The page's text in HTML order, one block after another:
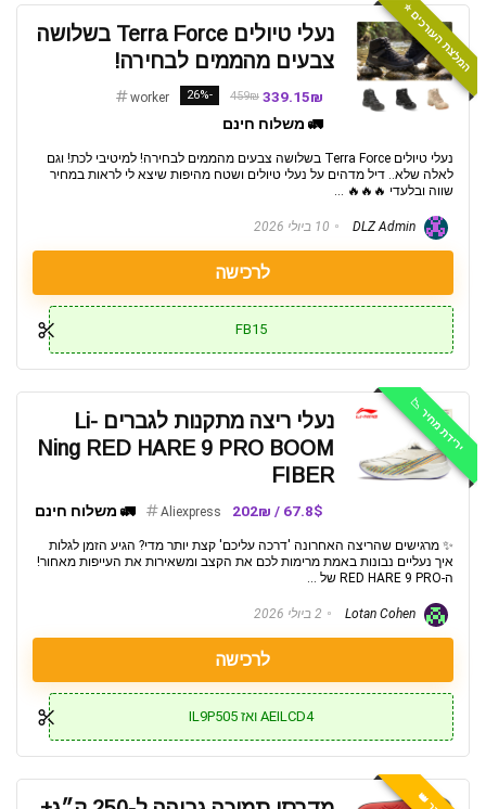
המלצת העורכים ⭐️
נעלי טיולים Terra Force בשלושה
צבעים מהממים לבחירה!
339.15₪
459₪
-26%
worker
🚛 משלוח חינם
נעלי טיולים Terra Force בשלושה צבעים מהממים לבחירה! למיטיבי לכת! וגם
לאלה שלא.. דיל מדהים על נעלי טיולים ושטח מהיפות שיצא לי לראות במחיר
שווה ובלעדי 🔥🔥🔥 ...
10 ביולי 2026
לרכישה
FB15
ירידת מחיר 📉
נעלי ריצה מתקנות לגברים Li-
Ning RED HARE 9 PRO BOOM
FIBER
67.8$ / 202₪
Aliexpress 🚛 משלוח חינם
✨ מרגישים שהריצה האחרונה 'דרכה עליכם' קצת יותר מדי? הגיע הזמן לגלות
איך נעליים נבונות באמת מרימות לכם את הקצב ומשאירות את העייפות מאחור!
ה-RED HARE 9 PRO של ...
2 ביולי 2026
לרכישה
AEILCD4 ואז IL9P505